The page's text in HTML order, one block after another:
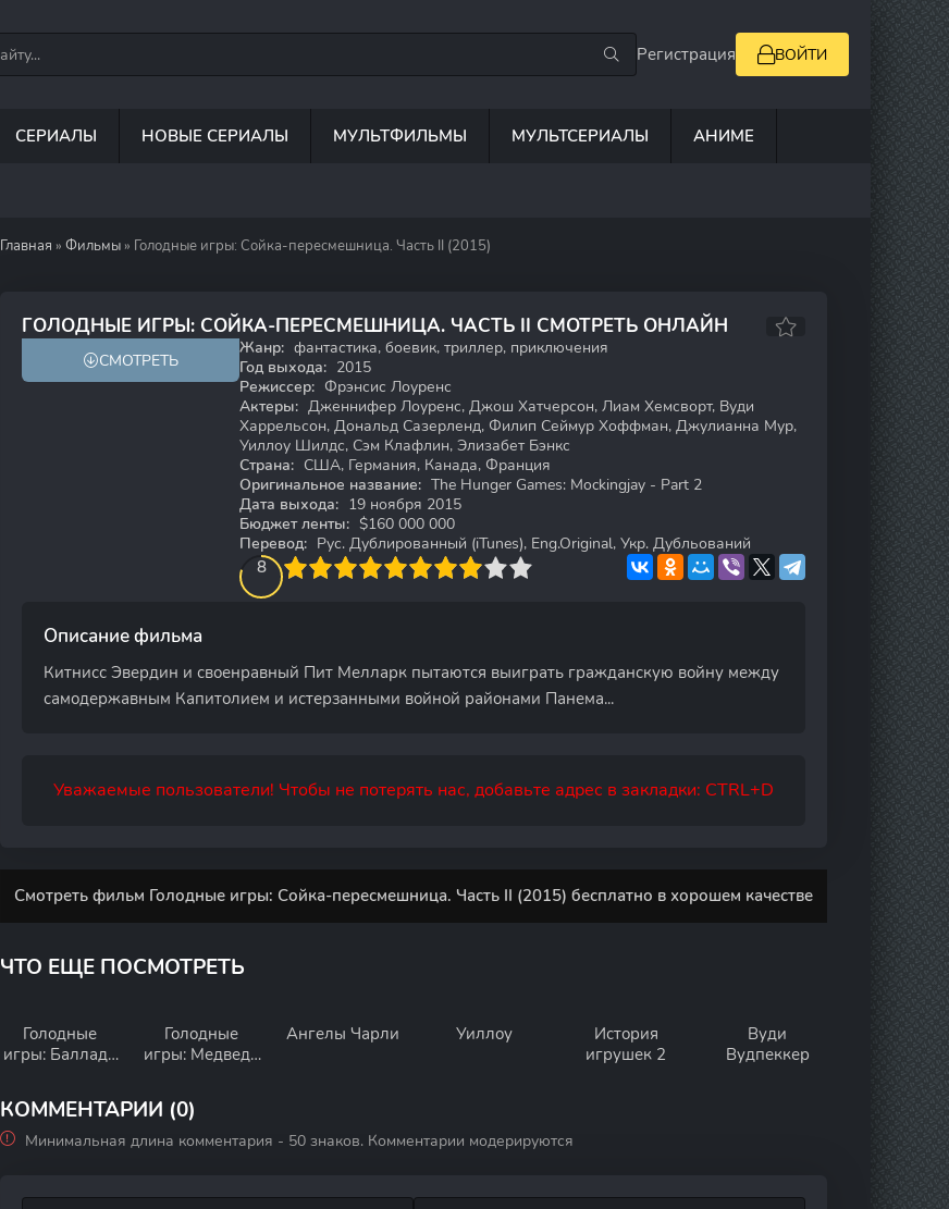
Регистрация ВОЙТИ
СЕРИАЛЫ НОВЫЕ СЕРИАЛЫ МУЛЬТФИЛЬМЫ МУЛЬТСЕРИАЛЫ АНИМЕ
Главная » Фильмы » Голодные игры: Сойка-пересмешница. Часть II (2015)
ГОЛОДНЫЕ ИГРЫ: СОЙКА-ПЕРЕСМЕШНИЦА. ЧАСТЬ II СМОТРЕТЬ ОНЛАЙН
6.6 6.6
СМОТРЕТЬ
Жанр: фантастика, боевик, триллер, приключения
Год выхода: 2015
Режиссер: Фрэнсис Лоуренс
Актеры: Дженнифер Лоуренс, Джош Хатчерсон, Лиам Хемсворт, Вуди
Харрельсон, Дональд Сазерленд, Филип Сеймур Хоффман, Джулианна Мур,
Уиллоу Шилдс, Сэм Клафлин, Элизабет Бэнкс
Страна: США, Германия, Канада, Франция
Оригинальное название: The Hunger Games: Mockingjay - Part 2
Дата выхода: 19 ноября 2015
Бюджет ленты: $160 000 000
Перевод: Рус. Дублированный (iTunes), Eng.Original, Укр. Дубльований
8
4 5 6 7 8 9 10
Описание фильма
Китнисс Эвердин и своенравный Пит Мелларк пытаются выиграть гражданскую войну между
самодержавным Капитолием и истерзанными войной районами Панема...
Уважаемые пользователи! Чтобы не потерять нас, добавьте адрес в закладки: CTRL+D
Смотреть фильм Голодные игры: Сойка-пересмешница. Часть II (2015) бесплатно в хорошем качестве
ЧТО ЕЩЕ ПОСМОТРЕТЬ
Голодные
игры: Баллада
певчих птицах
Голодные
игры: Медведи
Ангелы Чарли Уиллоу
История
игрушек 2
Вуди
Вудпеккер
КОММЕНТАРИИ (0)
Минимальная длина комментария - 50 знаков. Комментарии модерируются